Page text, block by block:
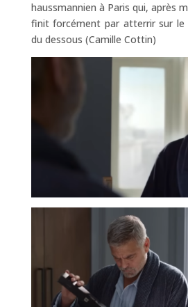
haussmannien à Paris qui, après
finit forcément par atterrir sur le
du dessous (Camille Cottin)